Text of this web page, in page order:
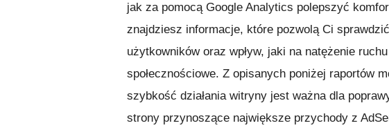
jak za pomocą Google Analytics polepszyć
znajdziesz informacje, które pozwolą Ci
użytkowników oraz wpływ, jaki na natężenie
społecznościowe. Z opisanych poniżej raportów
szybkość działania witryny jest ważna dla
strony przynoszące największe przychody z